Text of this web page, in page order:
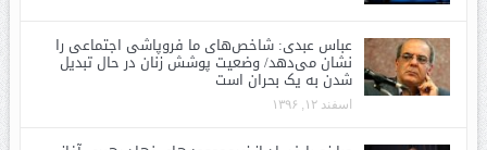
عباس عبدی: شاخص‌های ما فروپاشی اجتماعی را
نشان می‌دهد/ وضعیت پوشش زنان در حال تبدیل
شدن به یک بحران است
اسفند ۱۲, ۱۳۹۶